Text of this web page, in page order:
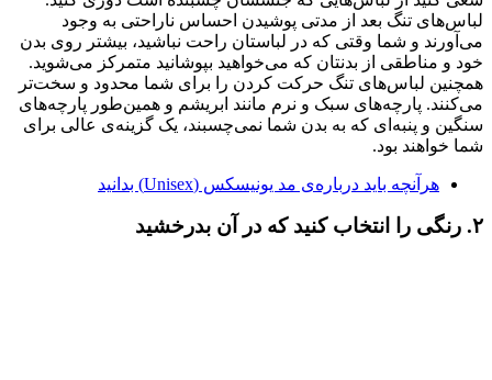
لباس‌های تنگ بعد از مدتی پوشیدن احساس ناراحتی به وجود
می‌آورند و شما وقتی که در لباستان راحت نباشید، بیشتر روی بدن
خود و مناطقی از بدنتان که می‌خواهید بپوشانید متمرکز می‌شوید.
همچنین لباس‌های تنگ حرکت کردن را برای شما محدود و سخت‌تر
می‌کنند. پارچه‌های سبک و نرم مانند ابریشم و همین‌طور پارچه‌های
سنگین و پنبه‌ای که به بدن شما نمی‌چسبند، یک گزینه‌ی عالی برای
شما خواهند بود.
هرآنچه باید درباره‌ی مد یونیسکس (Unisex) بدانید
۲. رنگی را انتخاب کنید که در آن بدرخشید